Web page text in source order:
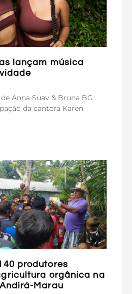
lançam música
Anna Suav & Bruna BG
da cantora Karen
produtores
orgânica na
Marau